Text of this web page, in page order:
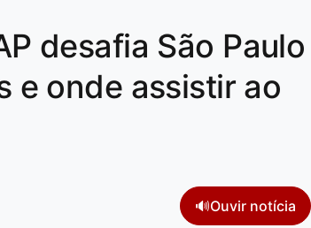
desafia São Paulo
e onde assistir ao
🔊Ouvir notícia